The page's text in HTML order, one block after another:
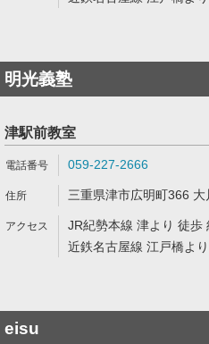
明光義塾
津駅前教室
059-227-2666
三重県津市広明町366 大
JR紀勢本線 津より 徒歩
近鉄名古屋線 江戸橋よ
eisu